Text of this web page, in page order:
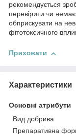
рекомендується
перевірити чи
обприскувати на
фітотоксичного
Приховати
Характеристики
Основні атрибути
Вид добрива
Препаративна